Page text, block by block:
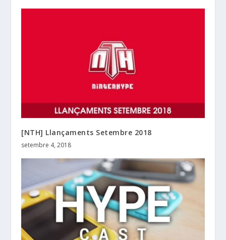
[NTH] Llançaments Setembre 2018
setembre 4, 2018